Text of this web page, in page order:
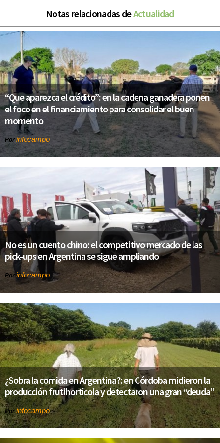
Notas relacionadas deActualidad
“Que aparezca el crédito”: en la cadena ganadera ponen
el foco en el financiamiento para consolidar el buen
momento
Por infocampo
No es un cuento chino: el competitivo mercado de las
pick-ups en Argentina se sigue ampliando
Por infocampo
¿Sobra la comida en Argentina?: en Córdoba midieron la
producción frutihortícola y detectaron una gran “deuda”
Porinfocampo